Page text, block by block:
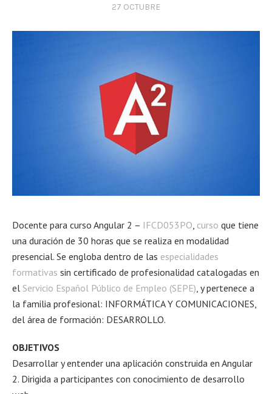
27 OCTUBRE
Docente para curso Angular 2 – IFCD053PO curso que tiene
una duración de 30 horas que se realiza en modalidad
presencial. Se engloba dentro de las especialidades
formativas sin certificado de profesionalidad catalogadas en
el Servicio Español Público de Empleo (SEPE) , y pertenece a
la familia profesional: INFORMÁTICA Y COMUNICACIONES,
del área de formación: DESARROLLO.
OBJETIVOS
Desarrollar y entender una aplicación construida en Angular
2. Dirigida a participantes con conocimiento de desarrollo